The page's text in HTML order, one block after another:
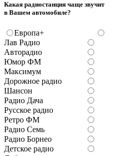
Какая радиостанция чаще звучит
в Вашем автомобиле?
Европа+
Лав Радио
Авторадио
Юмор ФМ
Максимум
Дорожное радио
Шансон
Радио Дача
Русское радио
Ретро ФМ
Радио Семь
Радио Борнео
Детское радио